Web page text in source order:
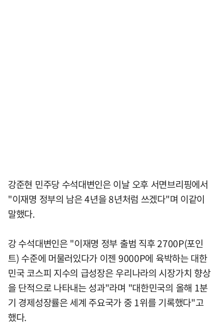
강준현 민주당 수석대변인은 이날 오후 서면브리핑에서
"이재명 정부의 남은 4년을 8년처럼 쓰겠다"며 이같이
말했다.
강 수석대변인은 "이재명 정부 출범 직후 2700P(포인
트) 수준에 머물러있다가 이젠 9000P에 육박하는 대한
민국 코스피 지수의 급성장은 우리나라의 시장가치 향상
을 단적으로 나타내는 성과"라며 "대한민국의 올해 1분
기 경제성장률은 세계 주요국가 중 1위를 기록했다"고
했다.